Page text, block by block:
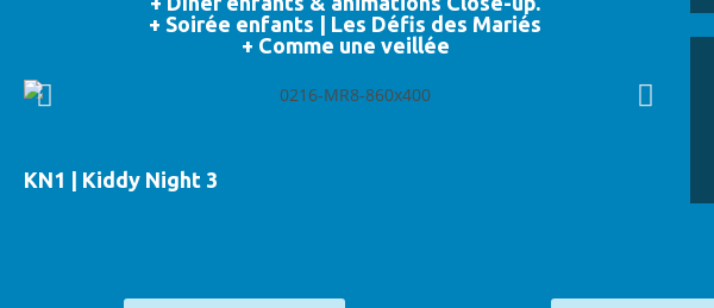
+ Soirée enfants | Les Défis des Mariés
+ Comme une veillée
KN1 | Kiddy Night 3